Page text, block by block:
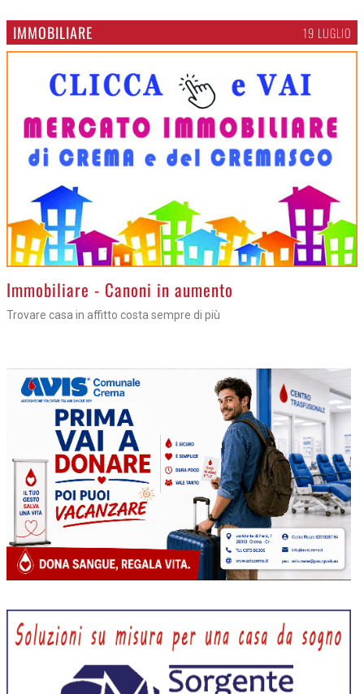
IMMOBILIARE 19 LUGLIO
>Immobiliare - Canoni in aumento
Trovare casa in affitto costa sempre di più